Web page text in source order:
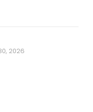
2026